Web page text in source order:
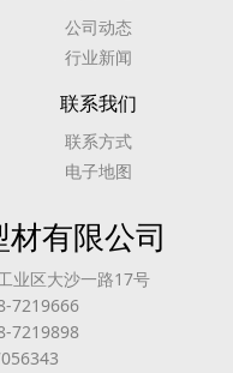
公司动态
行业新闻
联系我们
联系方式
电子地图
有限公司
业区大沙一路17号
7219666
7219898